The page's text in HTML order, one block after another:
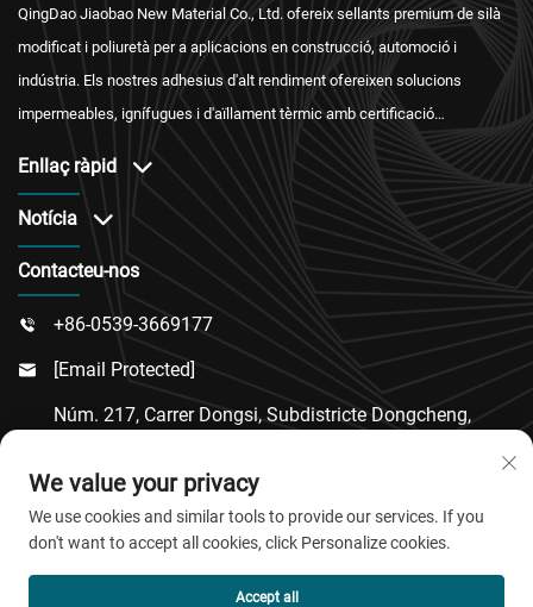
QingDao Jiaobao New Material Co., Ltd. ofereix sellants premium de silà
modificat i poliuretà per a aplicacions en construcció, automoció i
indústria. Els nostres adhesius d'alt rendiment ofereixen solucions
impermeables, ignífugues i d'aïllament tèrmic amb certificació
Enllaç ràpid
Notícia
Contacteu-nos
 +86-0539-3669177
 [email Protected]
Núm. 217, Carrer Dongsi, Subdistricte Dongcheng,
Shandong
Copyright © 2026 QingDao Jiaobao New Material Co.,Ltd.
We value your privacy
We use cookies and similar tools to provide our services. If you
don't want to accept all cookies, click Personalize cookies.
Accept all